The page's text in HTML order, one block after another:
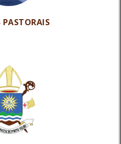
PASTORAIS